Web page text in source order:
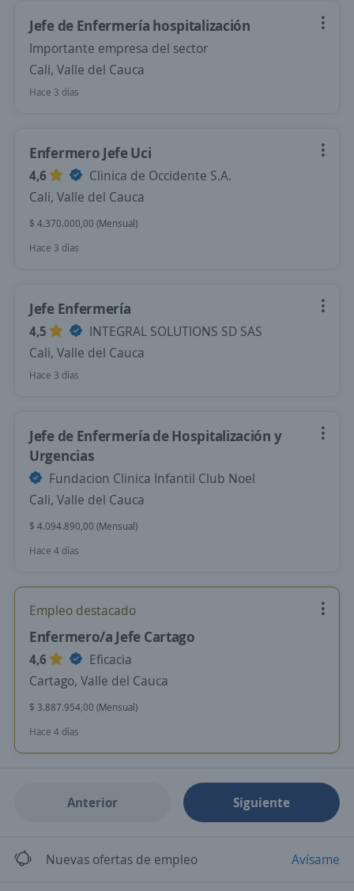
Jefe de Enfermería hospitalización
Importante empresa del sector
Cali, Valle del Cauca
Hace 3 días
Enfermero Jefe Uci
4,6
Clinica de Occidente S.A.
Cali, Valle del Cauca
$ 4.370.000,00 (Mensual)
Hace 3 días
Jefe Enfermería
4,5
INTEGRAL SOLUTIONS SD SAS
Cali, Valle del Cauca
Hace 3 días
Jefe de Enfermería de Hospitalización y
Urgencias
Fundacion Clinica Infantil Club Noel
Cali, Valle del Cauca
$ 4.094.890,00 (Mensual)
Hace 4 días
Empleo destacado
Enfermero/a Jefe Cartago
4,6
Eficacia
Cartago, Valle del Cauca
$ 3.887.954,00 (Mensual)
Hace 4 días
Anterior Siguiente
Nuevas ofertas de empleo Avísame